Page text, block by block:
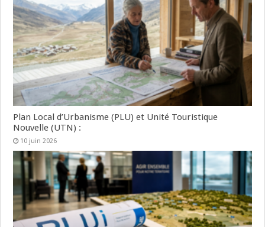
Plan Local d’Urbanisme (PLU) et Unité Touristique
Nouvelle (UTN) :
10 juin 2026